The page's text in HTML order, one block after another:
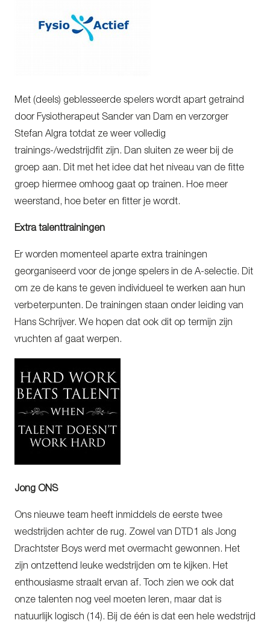
Met (deels) geblesseerde spelers wordt apart getraind
door Fysiotherapeut Sander van Dam en verzorger
Stefan Algra totdat ze weer volledig
trainings-/wedstrijdfit zijn. Dan sluiten ze weer bij de
groep aan. Dit met het idee dat het niveau van de fitte
groep hiermee omhoog gaat op trainen. Hoe meer
weerstand, hoe beter en fitter je wordt.
Extra talenttrainingen
Er worden momenteel aparte extra trainingen
georganiseerd voor de jonge spelers in de A-selectie. Dit
om ze de kans te geven individueel te werken aan hun
verbeterpunten. De trainingen staan onder leiding van
Hans Schrijver. We hopen dat ook dit op termijn zijn
vruchten af gaat werpen.
Jong ONS
Ons nieuwe team heeft inmiddels de eerste twee
wedstrijden achter de rug. Zowel van DTD1 als Jong
Drachtster Boys werd met overmacht gewonnen. Het
zijn ontzettend leuke wedstrijden om te kijken. Het
enthousiasme straalt ervan af. Toch zien we ook dat
onze talenten nog veel moeten leren, maar dat is
natuurlijk logisch (14). Bij de één is dat een hele wedstrijd